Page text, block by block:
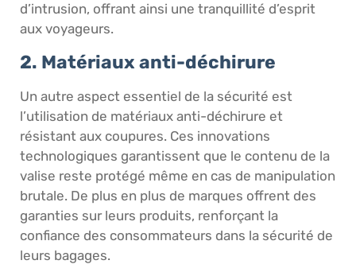
d’intrusion, offrant ainsi une tranquillité d’esprit
aux voyageurs.
2. Matériaux anti-déchirure
Un autre aspect essentiel de la sécurité est
l’utilisation de matériaux anti-déchirure et
résistant aux coupures. Ces innovations
technologiques garantissent que le contenu de la
valise reste protégé même en cas de manipulation
brutale. De plus en plus de marques offrent des
garanties sur leurs produits, renforçant la
confiance des consommateurs dans la sécurité de
leurs bagages.